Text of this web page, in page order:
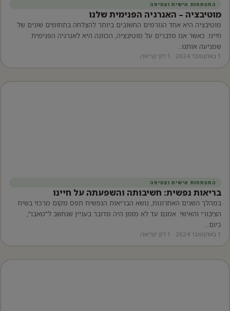
התפתחות אישית וצמיחה
מוטיבציה – האנרגיה הפנימית שלנו
מוטיבציה היא אחד הגורמים החשובים ביותר להצלחה בתחומים שונים של
חיינו. כאשר אנו מדברים על מוטיבציה, הכוונה היא לאנרגיה הפנימית
שמניעה אותנו…
1 באוקטובר 2024 · 1 דק׳ קריאה
התפתחות אישית וצמיחה
בריאות נפשית: חשיבותה והשפעתה על חיינו
במהלך השנים האחרונות, נושא הבריאות הנפשית תפס מקום מרכזי בשיח
הציבורי והאישי. אמנם עד לא מזמן היה מדובר בעניין שנחשב ל"טאבו",
כיום…
1 באוקטובר 2024 · 1 דק׳ קריאה